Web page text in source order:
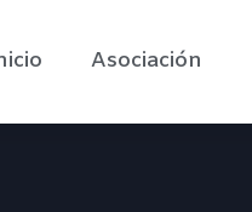
Asociación